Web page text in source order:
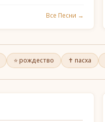
Все Песни →
⭐ рождество ✝ пасха